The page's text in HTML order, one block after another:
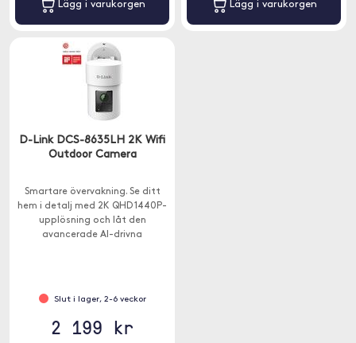
Lägg i varukorgen Lägg i varukorgen
D-Link DCS-8635LH 2K Wifi
Outdoor Camera
Smartare övervakning. Se ditt
hem i detalj med 2K QHD 1440P-
upplösning och låt den
avancerade AI-drivna
Slut i lager, 2-6 veckor
2 199 kr